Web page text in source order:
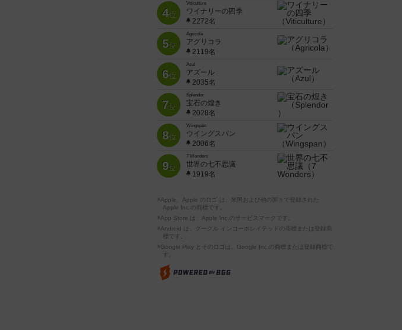
4位
Viticulture
ワイナリーの四季
2272名
5位
Agricola
アグリコラ
2119名
6位
Azul
アズール
2035名
7位
Splendor
宝石の煌き
2028名
8位
Wingspan
ウイングスパン
2006名
9位
7 Wonders
世界の七不思議
1919名
※Apple、Apple のロゴ は、米国および他の国々で登録された
Apple Inc.の商標です。
※App Store は、Apple Inc.のサービスマークです。
※Android は、グーグル インコーポレイテッドの商標または登録商
標です。
※Google Play とそのロゴは、Google Inc.の商標または登録商標で
す。